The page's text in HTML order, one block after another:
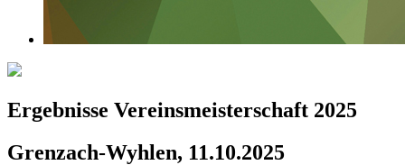
Ergebnisse Vereinsmeisterschaft 2025
Grenzach-Wyhlen, 11.10.2025